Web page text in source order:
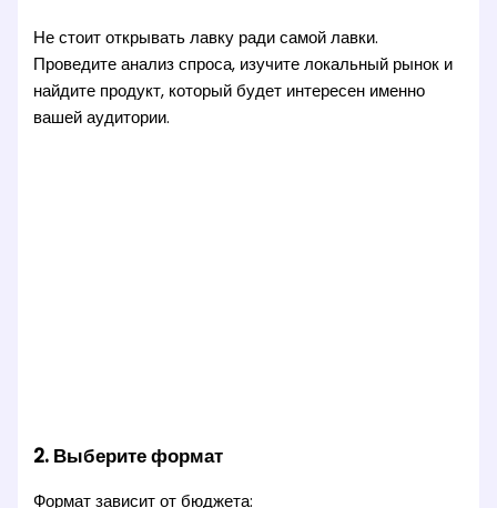
Не стоит открывать лавку ради самой лавки.
Проведите анализ спроса, изучите локальный рынок и
найдите продукт, который будет интересен именно
вашей аудитории.
2. Выберите формат
Формат зависит от бюджета: